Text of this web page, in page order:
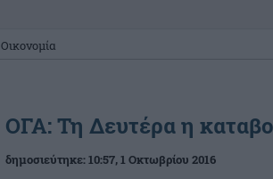
Οικονομία
ΟΓΑ: Τη Δευτέρα η
δημοσιεύτηκε:10:57, 1 Οκτωβρίου 2016